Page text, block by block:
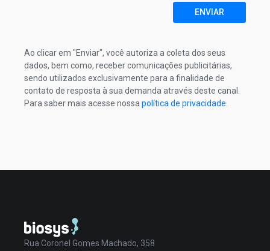
ENVIAR
Ao clicar em "Enviar", você autoriza a coleta dos seus
dados, bem como, receber comunicações publicitárias,
sendo utilizados exclusivamente para a finalidade de
contato de resposta à sua demanda através deste canal.
Para saber mais acesse nossapolítica de privacidade.
Rua Coronel Gomes Machado, 358